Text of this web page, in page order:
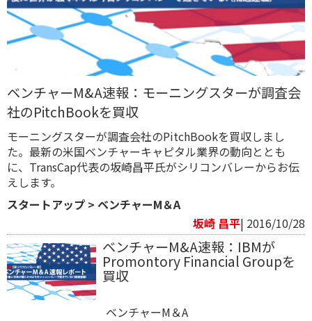
ベンチャーM&A速報：モーニングスターが調査会
社のPitchBookを買収
モーニングスターが調査会社のPitchBookを買収しまし
た。最新の米国ベンチャーキャピタル業界の動向ととも
に、TransCap代表の坂崎昌平氏がシリコンバレーからお伝
えします。
スタートアップ > ベンチャーM＆A
坂崎 昌平| 2016/10/28
ベンチャーM&A速報：IBMが
Promontory Financial Groupを
買収
ベンチャーM＆A